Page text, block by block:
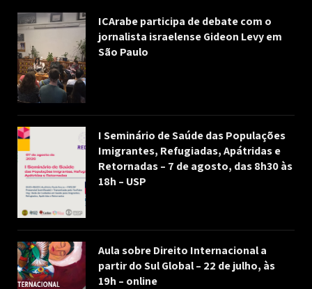
ICArabe participa de debate com o
jornalista israelense Gideon Levy em
São Paulo
I Seminário de Saúde das Populações
Imigrantes, Refugiadas, Apátridas e
Retornadas – 7 de agosto, das 8h30 às
18h – USP
Aula sobre Direito Internacional a
partir do Sul Global – 22 de julho, às
19h – online